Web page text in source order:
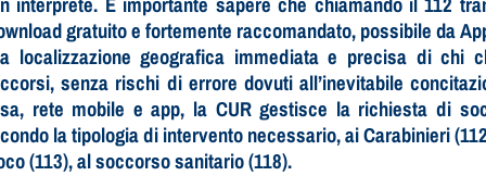
gratuito e fortemente raccomandato, possibile da
localizzazione geografica immediata e precisa di chi
senza rischi di errore dovuti all’inevitabile
rete mobile e app, la CUR gestisce la richiesta di
la tipologia di intervento necessario, ai Carabinieri
(113), al soccorso sanitario (118).